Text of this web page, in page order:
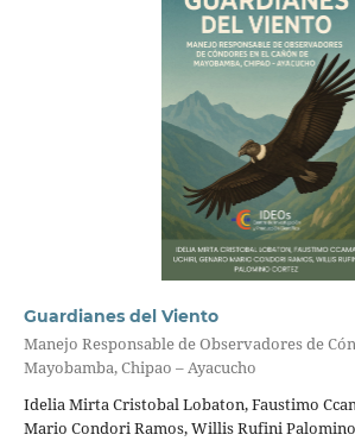
Guardianes del Viento
Manejo Responsable de Observadores de
Mayobamba, Chipao – Ayacucho
Idelia Mirta Cristobal Lobaton, Faustimo
Mario Condori Ramos, Willis Rufini